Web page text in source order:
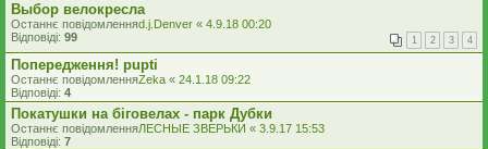
Выбор велокресла
Останнє повідомленняd.j.Denver « 4.9.18 00:20
Відповіді: 99 1 2 3 4
Попередження! pupti
Останнє повідомленняZeka « 24.1.18 09:22
Відповіді: 4
Покатушки на біговелах - парк Дубки
Останнє повідомленняЛЕСНЫЕ ЗВЕРЬКИ « 3.9.17 15:53
Відповіді: 7